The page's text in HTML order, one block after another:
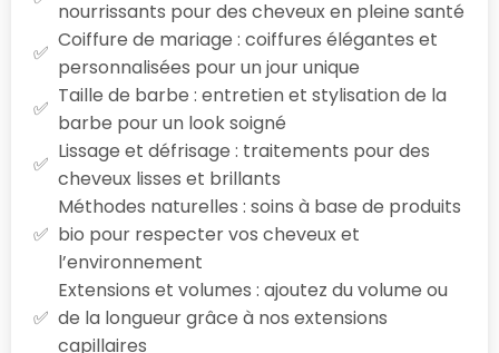
nourrissants pour des cheveux en pleine santé
Coiffure de mariage : coiffures élégantes et
personnalisées pour un jour unique
Taille de barbe : entretien et stylisation de la
barbe pour un look soigné
Lissage et défrisage : traitements pour des
cheveux lisses et brillants
Méthodes naturelles : soins à base de produits
bio pour respecter vos cheveux et
l’environnement
Extensions et volumes : ajoutez du volume ou
de la longueur grâce à nos extensions
capillaires